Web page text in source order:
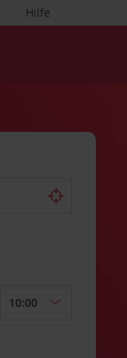
Hilfe